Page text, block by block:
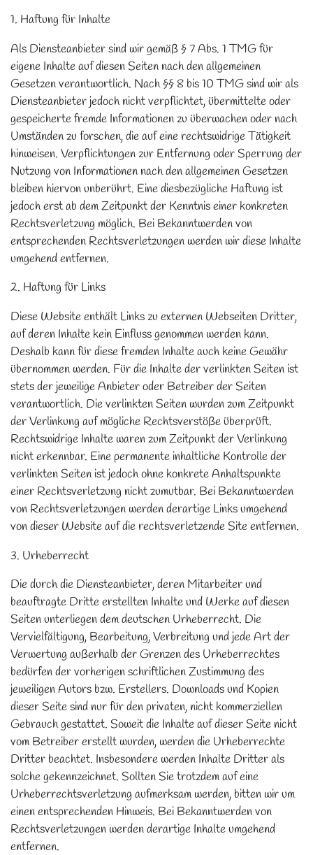
1. Haftung für Inhalte
Als Diensteanbieter sind wir gemäß § 7 Abs. 1 TMG für
eigene Inhalte auf diesen Seiten nach den allgemeinen
Gesetzen verantwortlich. Nach §§ 8 bis 10 TMG sind wir als
Diensteanbieter jedoch nicht verpflichtet, übermittelte oder
gespeicherte fremde Informationen zu überwachen oder nach
Umständen zu forschen, die auf eine rechtswidrige Tätigkeit
hinweisen. Verpflichtungen zur Entfernung oder Sperrung der
Nutzung von Informationen nach den allgemeinen Gesetzen
bleiben hiervon unberührt. Eine diesbezügliche Haftung ist
jedoch erst ab dem Zeitpunkt der Kenntnis einer konkreten
Rechtsverletzung möglich. Bei Bekanntwerden von
entsprechenden Rechtsverletzungen werden wir diese Inhalte
umgehend entfernen.
2. Haftung für Links
Diese Website enthält Links zu externen Webseiten Dritter,
auf deren Inhalte kein Einfluss genommen werden kann.
Deshalb kann für diese fremden Inhalte auch keine Gewähr
übernommen werden. Für die Inhalte der verlinkten Seiten ist
stets der jeweilige Anbieter oder Betreiber der Seiten
verantwortlich. Die verlinkten Seiten wurden zum Zeitpunkt
der Verlinkung auf mögliche Rechtsverstöße überprüft.
Rechtswidrige Inhalte waren zum Zeitpunkt der Verlinkung
nicht erkennbar. Eine permanente inhaltliche Kontrolle der
verlinkten Seiten ist jedoch ohne konkrete Anhaltspunkte
einer Rechtsverletzung nicht zumutbar. Bei Bekanntwerden
von Rechtsverletzungen werden derartige Links umgehend
von dieser Website auf die rechtsverletzende Site entfernen.
3. Urheberrecht
Die durch die Diensteanbieter, deren Mitarbeiter und
beauftragte Dritte erstellten Inhalte und Werke auf diesen
Seiten unterliegen dem deutschen Urheberrecht. Die
Vervielfältigung, Bearbeitung, Verbreitung und jede Art der
Verwertung außerhalb der Grenzen des Urheberrechtes
bedürfen der vorherigen schriftlichen Zustimmung des
jeweiligen Autors bzw. Erstellers. Downloads und Kopien
dieser Seite sind nur für den privaten, nicht kommerziellen
Gebrauch gestattet. Soweit die Inhalte auf dieser Seite nicht
vom Betreiber erstellt wurden, werden die Urheberrechte
Dritter beachtet. Insbesondere werden Inhalte Dritter als
solche gekennzeichnet. Sollten Sie trotzdem auf eine
Urheberrechtsverletzung aufmerksam werden, bitten wir um
einen entsprechenden Hinweis. Bei Bekanntwerden von
Rechtsverletzungen werden derartige Inhalte umgehend
entfernen.